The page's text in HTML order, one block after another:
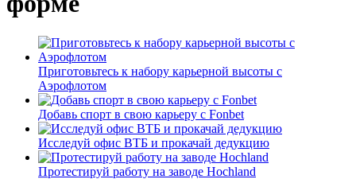
Приготовьтесь к набору карьерной высоты с
Аэрофлотом
Добавь спорт в свою карьеру с Fonbet
Исследуй офис ВТБ и прокачай дедукцию
Протестируй работу на заводе Hochland